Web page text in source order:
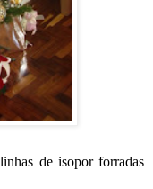
de isopor forradas